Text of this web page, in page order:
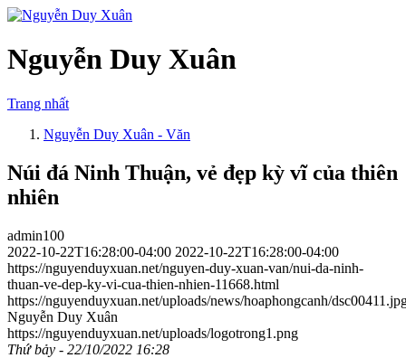
Nguyễn Duy Xuân
Trang nhất
Nguyễn Duy Xuân - Văn
Núi đá Ninh Thuận, vẻ đẹp kỳ vĩ của thiên
nhiên
admin100
2022-10-22T16:28:00-04:00 2022-10-22T16:28:00-04:00
https://nguyenduyxuan.net/nguyen-duy-xuan-van/nui-da-ninh-
thuan-ve-dep-ky-vi-cua-thien-nhien-11668.html
https://nguyenduyxuan.net/uploads/news/hoaphongcanh/
Nguyễn Duy Xuân
https://nguyenduyxuan.net/uploads/logotrong1.png
Thứ bảy - 22/10/2022 16:28